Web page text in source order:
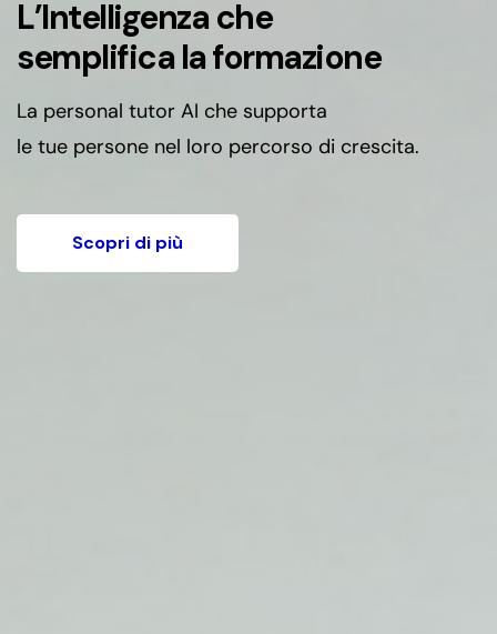
L’Intelligenza che
semplifica la formazione
La personal tutor AI che supporta
le tue persone nel loro percorso di crescita.
Scopri di più